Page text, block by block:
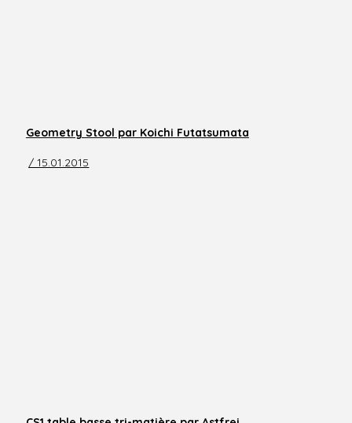
Geometry Stool par Koichi Futatsumata
/ 15.01.2015